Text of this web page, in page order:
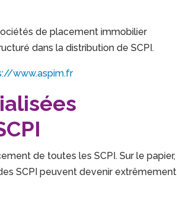
de placement immobilier
dans la distribution de SCPI.
www.aspim.fr
de toutes les SCPI. Sur le papier,
SCPI peuvent devenir extrêmement